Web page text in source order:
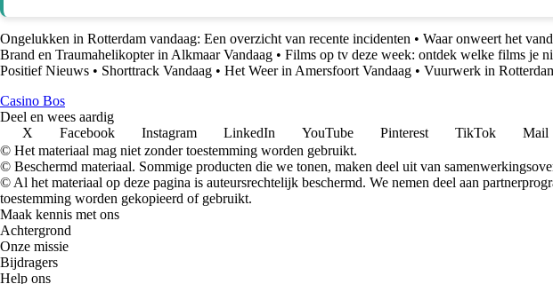
Ongelukken in Rotterdam vandaag: Een overzicht van recente incidenten • Waar onweert het
Brand en Traumahelikopter in Alkmaar Vandaag • Films op tv deze week: ontdek welke films je
Positief Nieuws • Shorttrack Vandaag • Het Weer in Amersfoort Vandaag • Vuurwerk in
Casino Bos
Deel en wees aardig
X
Facebook Instagram LinkedIn YouTube Pinterest TikTok Mail
© Het materiaal mag niet zonder toestemming worden gebruikt.
© Beschermd materiaal. Sommige producten die we tonen, maken deel uit van
© Al het materiaal op deze pagina is auteursrechtelijk beschermd. We nemen deel aan
toestemming worden gekopieerd of gebruikt.
Maak kennis met ons
Achtergrond
Onze missie
Bijdragers
Help ons